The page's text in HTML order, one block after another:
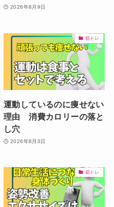
2026年8月9日
筋トレ
運動しているのに痩せない
理由 消費カロリーの落と
し穴
2026年8月3日
筋トレ